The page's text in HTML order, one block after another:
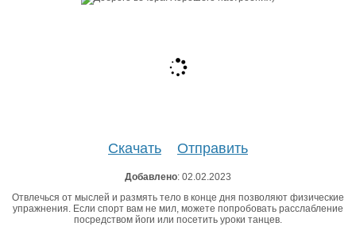
Скачать Отправить
Добавлено: 02.02.2023
Отвлечься от мыслей и размять тело в конце дня позволяют физические
упражнения. Если спорт вам не мил, можете попробовать расслабление
посредством йоги или посетить уроки танцев.